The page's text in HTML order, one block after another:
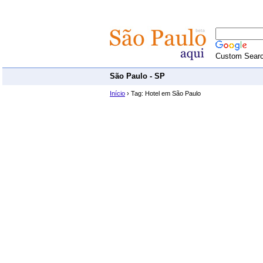
Custom
São Paulo - SP
Início › Tag: Hotel em São Paulo